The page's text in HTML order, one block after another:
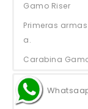
Gamo Riser
Primeras
a.
Carabina Gamo